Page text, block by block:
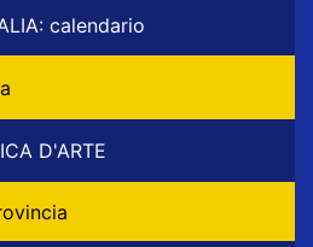
calendario
D'ARTE